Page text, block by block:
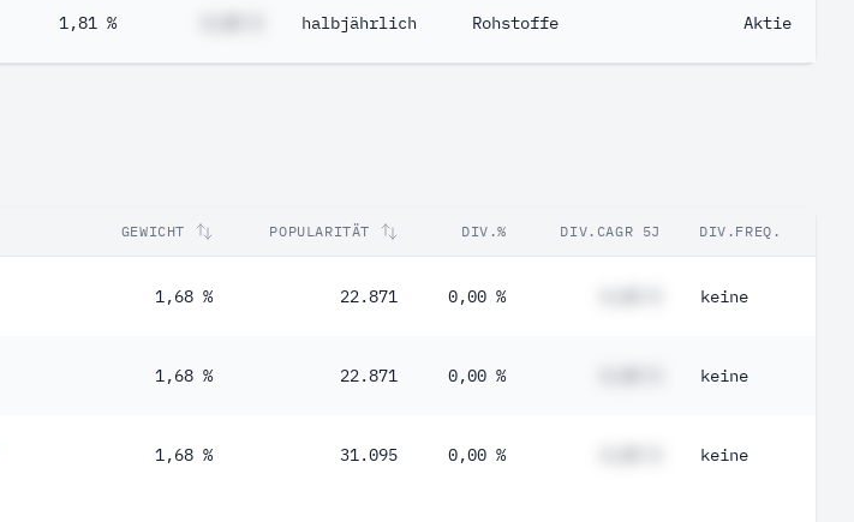
1,81 % halbjährlich Rohstoffe Aktie
GEWICHT POPULARITÄT DIV.% DIV.CAGR 5J DIV.FREQ.
1,68 % 22.871 0,00 % keine
1,68 % 22.871 0,00 % keine
1,68 % 31.095 0,00 % keine